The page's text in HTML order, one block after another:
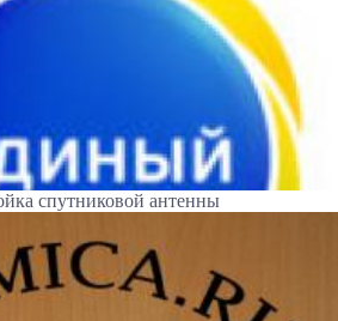
спутниковой антенны